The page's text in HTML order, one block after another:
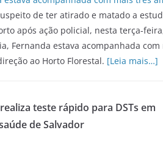
de ter atirado e matado a
após ação policial, nesta terça-
Fernanda estava acompanhada
ao Horto Florestal. [Leia mais…]
teste rápido para DSTs em
de Salvador